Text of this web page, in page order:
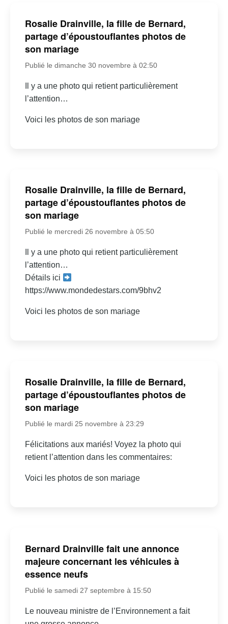
Rosalie Drainville, la fille de Bernard,
partage d’époustouflantes photos de
son mariage
Publié le dimanche 30 novembre à 02:50
Il y a une photo qui retient particulièrement
l’attention…
Voici les photos de son mariage
Rosalie Drainville, la fille de Bernard,
partage d’époustouflantes photos de
son mariage
Publié le mercredi 26 novembre à 05:50
Il y a une photo qui retient particulièrement
l’attention…
Détails ici
https://www.mondedestars.com/9bhv2
Voici les photos de son mariage
Rosalie Drainville, la fille de Bernard,
partage d’époustouflantes photos de
son mariage
Publié le mardi 25 novembre à 23:29
Félicitations aux mariés! Voyez la photo qui
retient l’attention dans les commentaires:
Voici les photos de son mariage
Bernard Drainville fait une annonce
majeure concernant les véhicules à
essence neufs
Publié le samedi 27 septembre à 15:50
Le nouveau ministre de l’Environnement a fait